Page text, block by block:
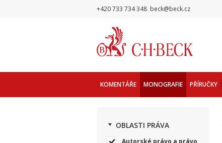
+420 733 734 348 beck@beck.cz
KOMENTÁŘE MONOGRAFIE PŘÍRUČKY
OBLASTI PRÁVA
Autorské právo a právo